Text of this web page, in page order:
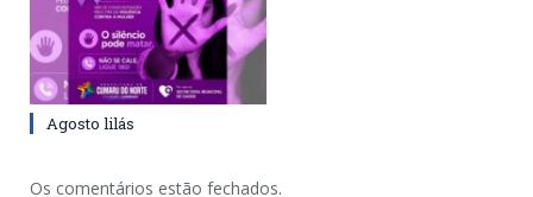
Agosto lilás
Os comentários estão fechados.